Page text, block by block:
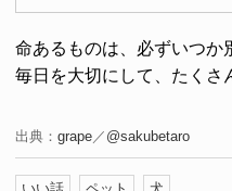
命あるものは、必ずいつか
毎日を大切にして、たくさ
出典： grape ／ @sakubetaro